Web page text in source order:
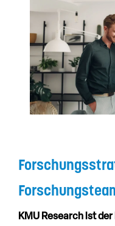
KMU Research ist